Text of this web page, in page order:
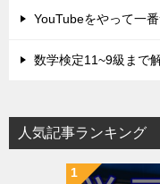
YouTubeをやって一
数学検定11~9級まで
人気記事ランキング